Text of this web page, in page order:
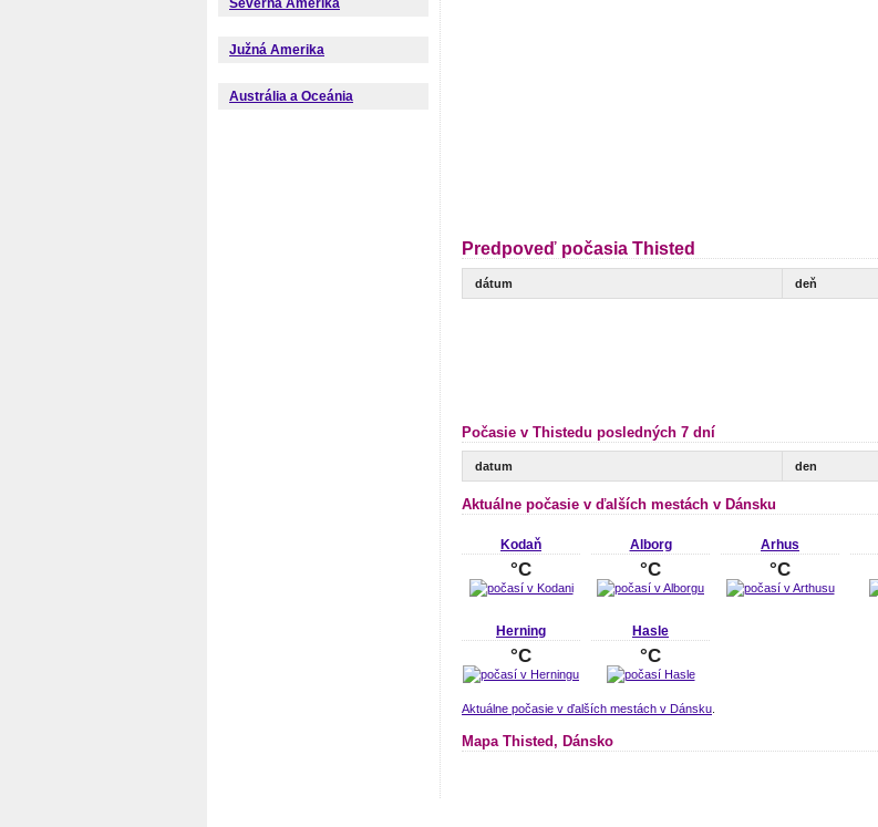
Severná Amerika
Južná Amerika
Austrália a Oceánia
Predpoveď počasia Thisted
dátum deň
Počasie v Thistedu posledných 7 dní
datum den
Aktuálne počasie v ďalších mestách v Dánsku
Kodaň
°C
Alborg
°C
Arhus
°C
Herning
°C
Hasle
°C
Aktuálne počasie v ďalších mestách v Dánsku
Mapa Thisted, Dánsko